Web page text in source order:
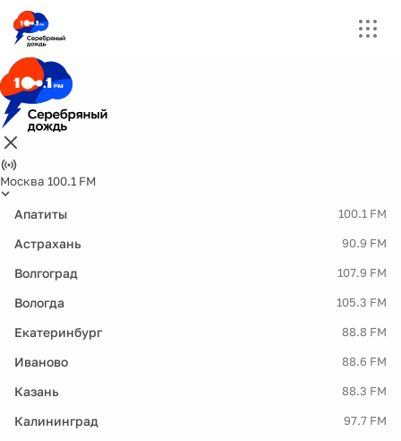
Москва 100.1 FM
Апатиты 100.1 FM
Астрахань 90.9 FM
Волгоград 107.9 FM
Вологда 105.3 FM
Екатеринбург 88.8 FM
Иваново 88.6 FM
Казань 88.3 FM
Калининград 97.7 FM